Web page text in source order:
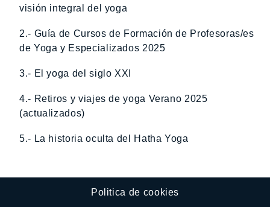
visión integral del yoga
2.- Guía de Cursos de Formación de Profesoras/es
de Yoga y Especializados 2025
3.- El yoga del siglo XXI
4.- Retiros y viajes de yoga Verano 2025
(actualizados)
5.- La historia oculta del Hatha Yoga
Politica de cookies